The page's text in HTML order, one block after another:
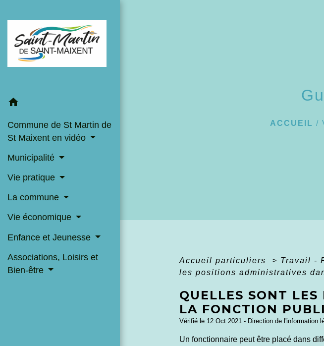
home
Commune de St Martin de
St Maixent en vidéo
Municipalité
Vie pratique
La commune
Vie économique
Enfance et Jeunesse
Associations, Loisirs et
Bien-être
ACCUEIL /
Accueil particuliers > Travail -
les positions administratives
QUELLES SONT
LA FONCTION
Vérifié le 12 Oct 2021 - Direction de l'information
Un fonctionnaire peut être placé dans